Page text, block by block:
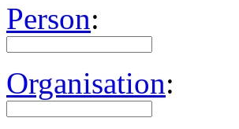
Person:
Organisation: